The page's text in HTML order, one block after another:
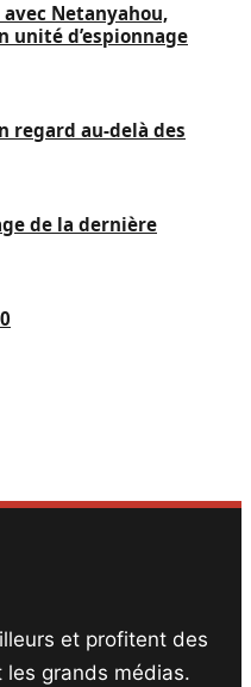
Netanyahou,
unité d’espionnage
regard au-delà des
de la dernière
et profitent des
les grands médias.